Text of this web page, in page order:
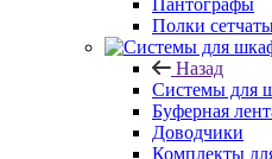
Пантографы
Полки
Назад
Системы для
Буферная
Доводчики
Комплекты